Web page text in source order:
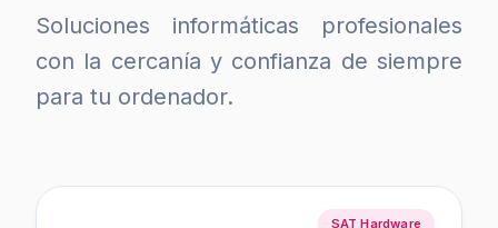
Soluciones informáticas profesionales
con la cercanía y confianza de siempre
para tu ordenador.
SAT Hardware